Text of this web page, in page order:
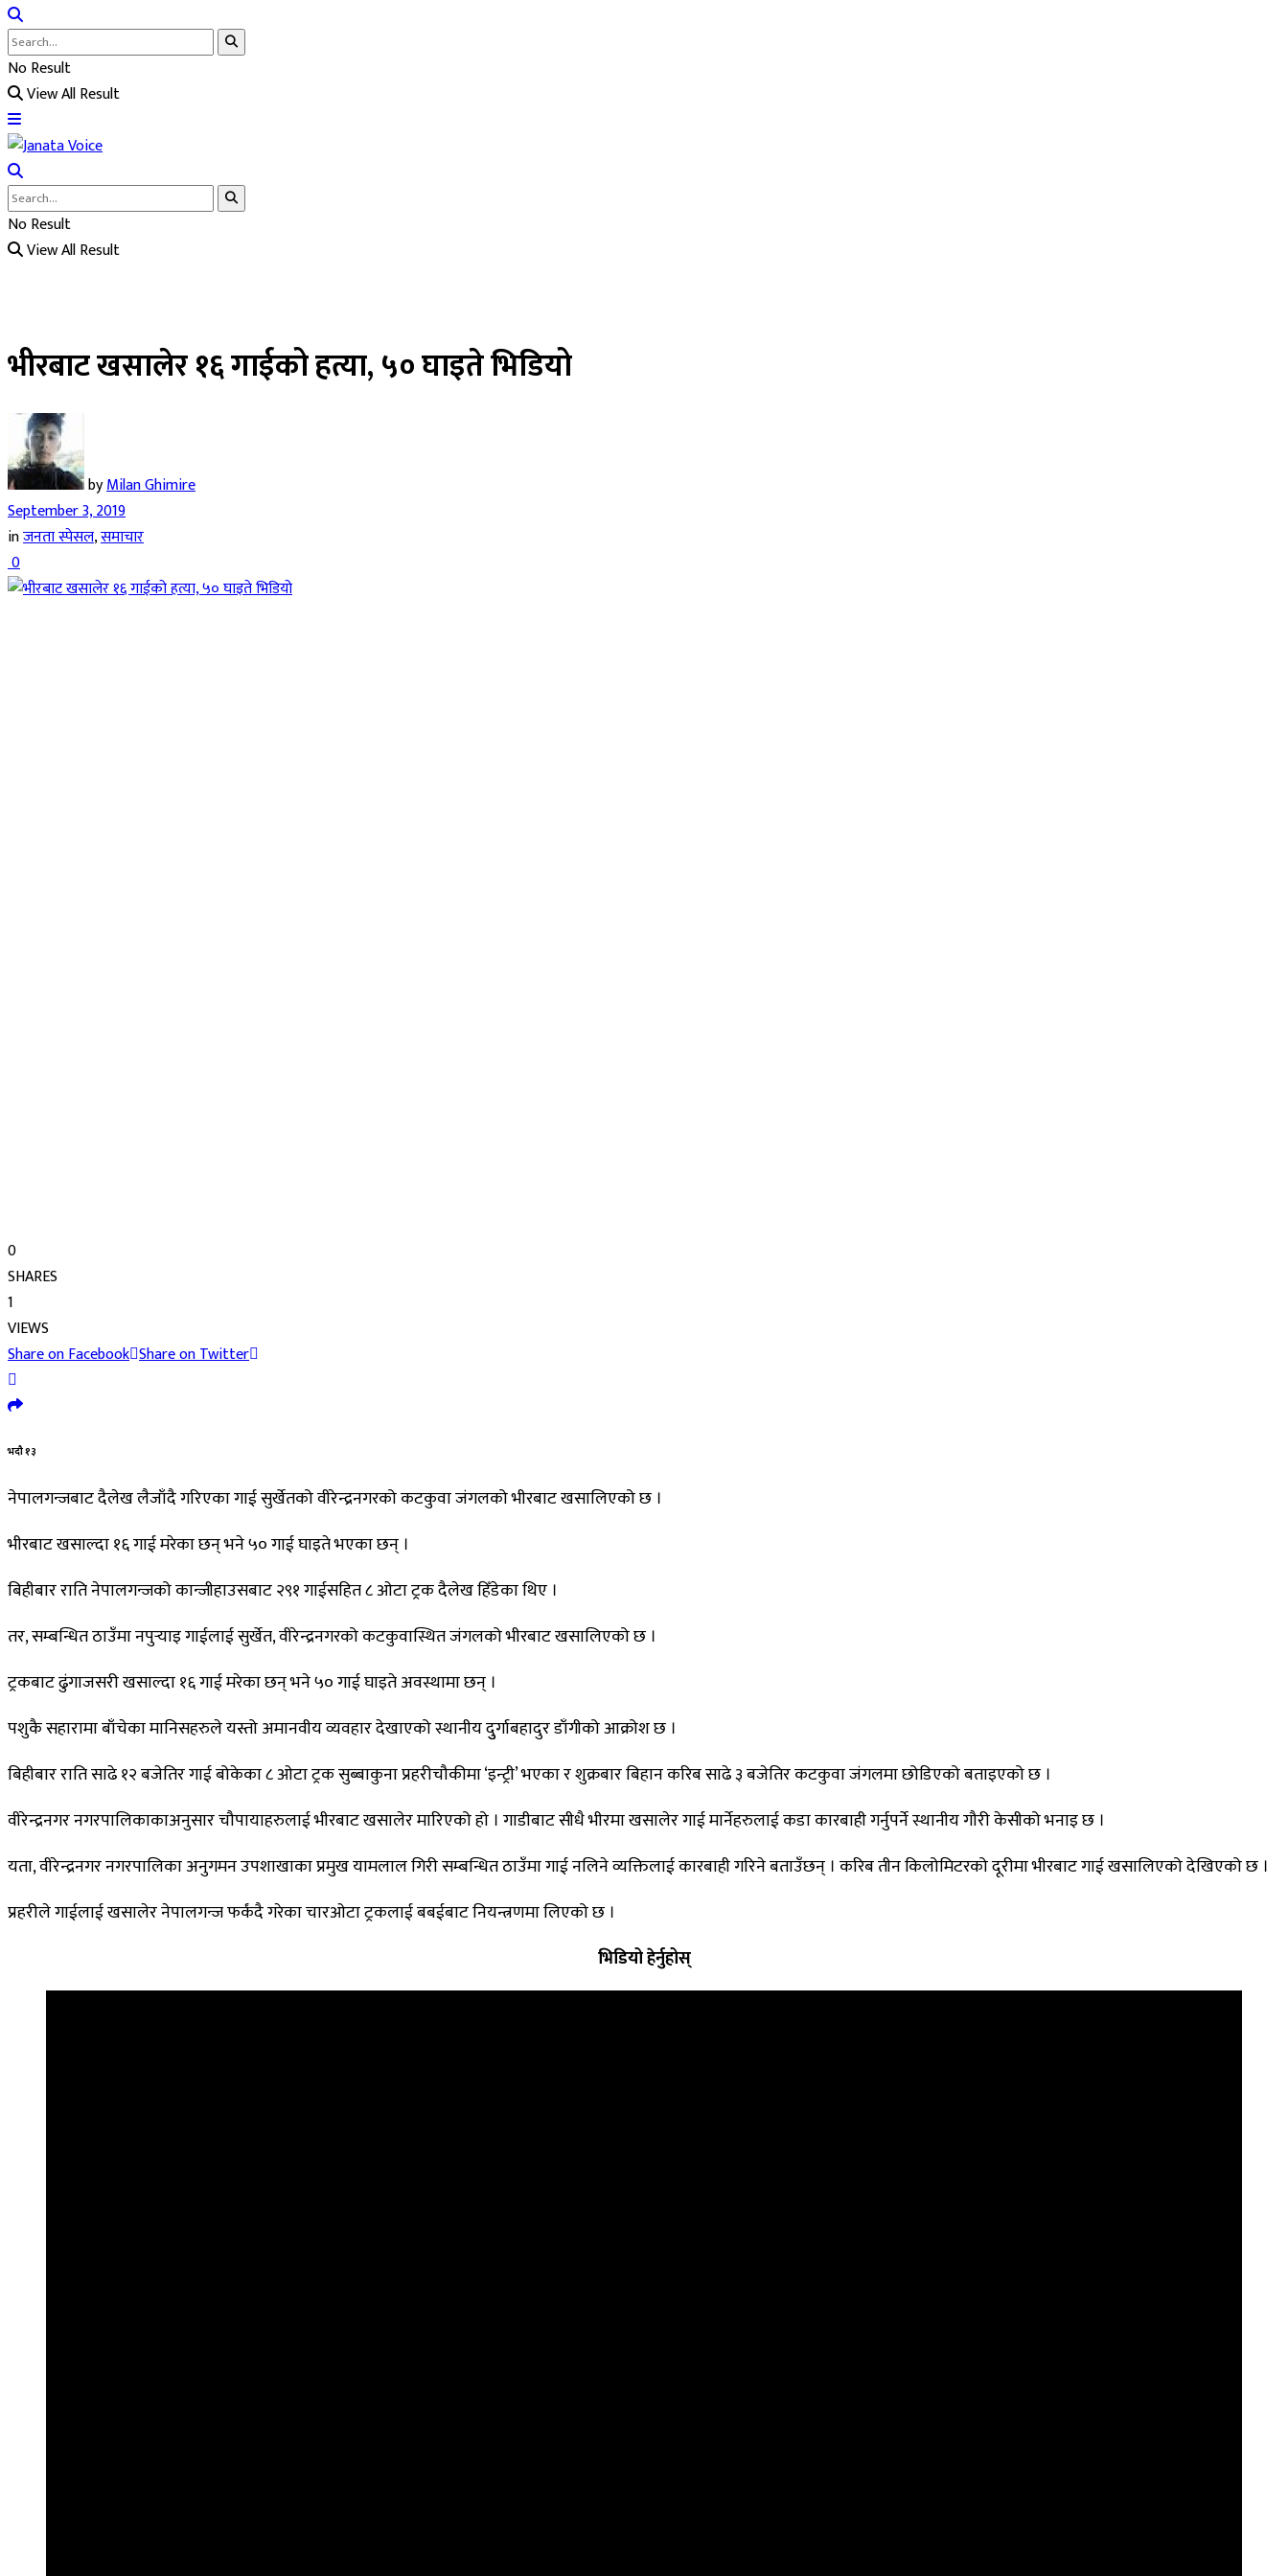
No Result
View All Result
No Result
View All Result
भीरबाट खसालेर १६ गाईको हत्या, ५० घाइते भिडियो
byMilan Ghimire
September 3, 2019
inजनता स्पेसल,समाचार
0
0
SHARES
1
VIEWS
Share on Facebook Share on Twitter
भदौ १३
नेपालगन्जबाट दैलेख लैजाँदै गरिएका गाई सुर्खेतको वीरेन्द्रनगरको कटकुवा जंगलको भीरबाट खसालिएको छ ।
भीरबाट खसाल्दा १६ गाई मरेका छन् भने ५० गाई घाइते भएका छन् ।
बिहीबार राति नेपालगन्जको कान्जीहाउसबाट २९१ गाईसहित ८ ओटा ट्रक दैलेख हिँडेका थिए ।
तर, सम्बन्धित ठाउँमा नपुर्‍याइ गाईलाई सुर्खेत, वीरेन्द्रनगरको कटकुवास्थित जंगलको भीरबाट खसालिएको छ ।
ट्रकबाट ढुंगाजसरी खसाल्दा १६ गाई मरेका छन् भने ५० गाई घाइते अवस्थामा छन् ।
पशुकै सहारामा बाँचेका मानिसहरुले यस्तो अमानवीय व्यवहार देखाएको स्थानीय दुुर्गाबहादुर डाँगीको आक्रोश छ ।
बिहीबार राति साढे १२ बजेतिर गाई बोकेका ८ ओटा ट्रक सुब्बाकुना प्रहरीचौकीमा ‘इन्ट्री’ भएका र शुक्रबार बिहान करिब साढे ३ बजेतिर कटकुवा जंगलमा छोडिएको बताइएको छ ।
वीरेन्द्रनगर नगरपालिकाकाअनुसार चौपायाहरुलाई भीरबाट खसालेर मारिएको हो । गाडीबाट सीधै भीरमा खसालेर गाई मार्नेहरुलाई कडा कारबाही गर्नुपर्ने स्थानीय गौरी केसीको भनाइ छ ।
यता, वीरेन्द्रनगर नगरपालिका अनुगमन उपशाखाका प्रमुख यामलाल गिरी सम्बन्धित ठाउँमा गाई नलिने व्यक्तिलाई कारबाही गरिने बताउँछन् । करिब तीन किलोमिटरको दूरीमा भीरबाट गाई खसालिएको देखिएको छ ।
प्रहरीले गाईलाई खसालेर नेपालगन्ज फर्कंदै गरेका चारओटा ट्रकलाई बबईबाट नियन्त्रणमा लिएको छ ।
भिडियो हेर्नुहोस्